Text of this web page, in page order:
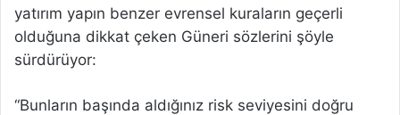
yatırım yapın benzer evrensel kuraların geçerli
olduğuna dikkat çeken Güneri sözlerini şöyle
sürdürüyor:
“Bunların başında aldığınız risk seviyesini doğru